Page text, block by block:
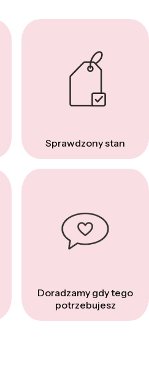
Sprawdzony stan
Doradzamy gdy tego
potrzebujesz